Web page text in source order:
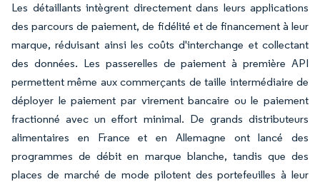
Les détaillants intègrent directement dans leurs applications
des parcours de paiement, de fidélité et de financement à leur
marque, réduisant ainsi les coûts d'interchange et collectant
des données. Les passerelles de paiement à première API
permettent même aux commerçants de taille intermédiaire de
déployer le paiement par virement bancaire ou le paiement
fractionné avec un effort minimal. De grands distributeurs
alimentaires en France et en Allemagne ont lancé des
programmes de débit en marque blanche, tandis que des
places de marché de mode pilotent des portefeuilles à leur